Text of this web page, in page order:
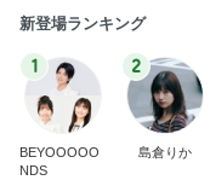
新登場ランキング
1
BEYOOOOO
NDS
2
島倉りか